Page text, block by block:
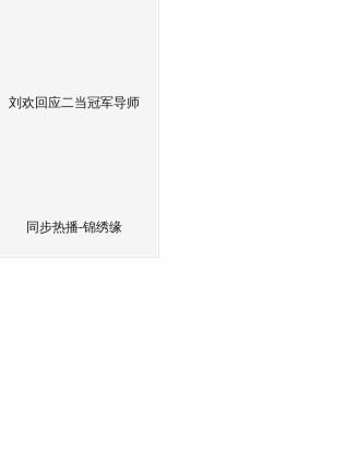
刘欢回应二当冠军导师
同步热播-锦绣缘